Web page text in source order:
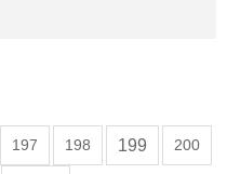
197 198 199 200